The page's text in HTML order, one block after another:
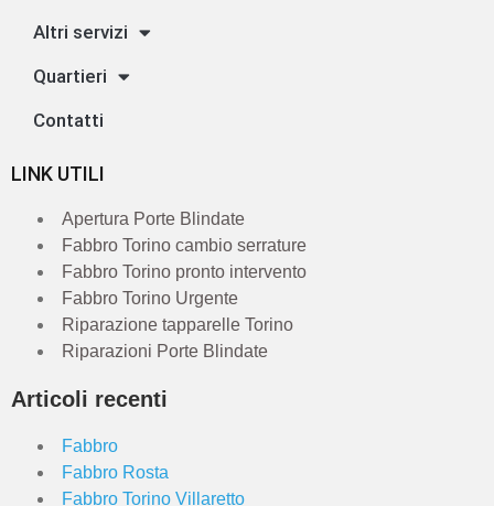
Altri servizi
Quartieri
Contatti
LINK UTILI
Apertura Porte Blindate
Fabbro Torino cambio serrature
Fabbro Torino pronto intervento
Fabbro Torino Urgente
Riparazione tapparelle Torino
Riparazioni Porte Blindate
Articoli recenti
Fabbro
Fabbro Rosta
Fabbro Torino Villaretto